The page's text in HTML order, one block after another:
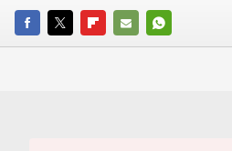
FACEBOOKTWITTERFLIPBOARD
E-
WHATSAPP